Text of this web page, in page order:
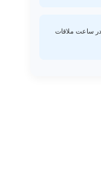
بستری در ساعت ملاقات